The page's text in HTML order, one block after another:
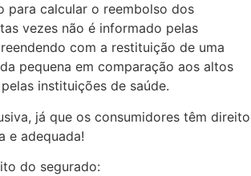
para calcular o reembolso dos
vezes não é informado pelas
com a restituição de uma
pequena em comparação aos altos
instituições de saúde.
já que os consumidores têm direito
e adequada!
do segurado: